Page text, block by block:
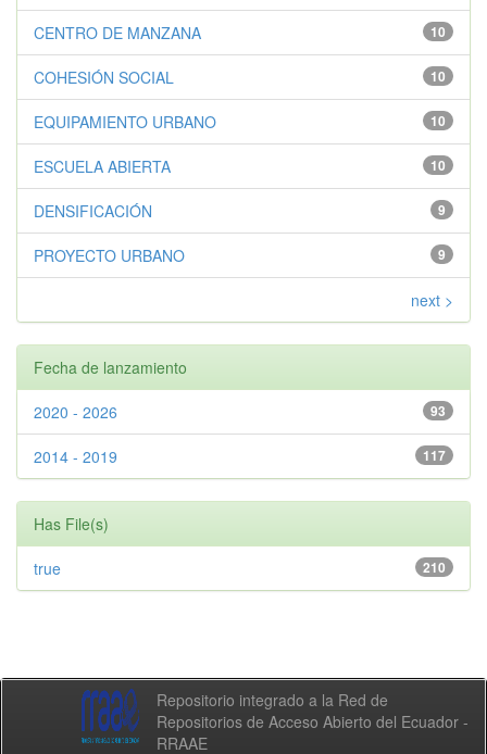
10
CENTRO DE MANZANA
10
COHESIÓN SOCIAL
10
EQUIPAMIENTO URBANO
10
ESCUELA ABIERTA
9
DENSIFICACIÓN
9
PROYECTO URBANO
next >
Fecha de lanzamiento
93
2020 - 2026
117
2014 - 2019
Has File(s)
210
true
Repositorio integrado a la Red de
Repositorios de Acceso Abierto del Ecuador -
RRAAE